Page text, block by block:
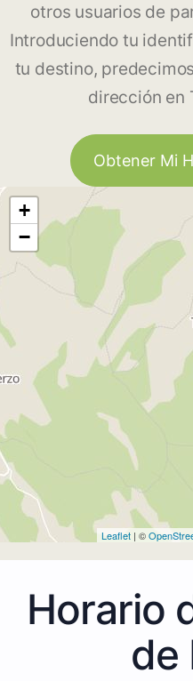
otros usuarios de
Introduciendo tu
tu destino,
dirección en
Obtener Mi
+
−
Leaflet | ©
Horario
de